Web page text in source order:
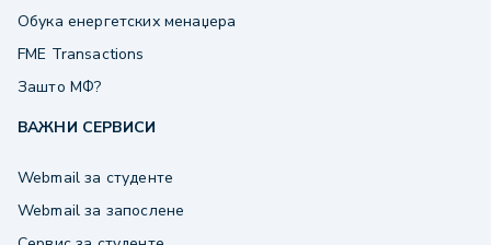
Обука енергетских менаџера
FME Transactions
Зашто МФ?
ВАЖНИ СЕРВИСИ
Webmail за студенте
Webmail за запослене